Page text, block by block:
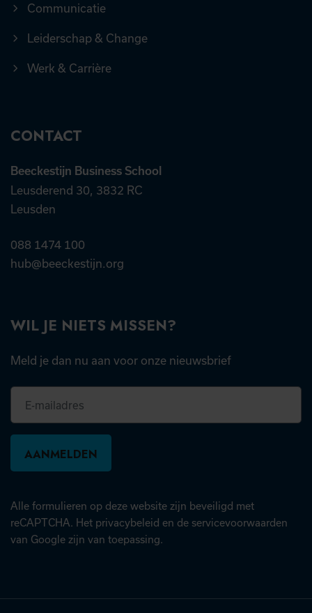
Communicatie
Leiderschap & Change
Werk & Carrière
CONTACT
Beeckestijn Business School
Leusderend 30, 3832 RC
Leusden
088 1474 100
hub@beeckestijn.org
WIL JE NIETS MISSEN?
Meld je dan nu aan voor onze nieuwsbrief
mailadres
Alle formulieren op deze website zijn beveiligd met
reCAPTCHA. Het privacybeleid (opent in nieuw tabblad)
en de servicevoorwaarden
van Google zijn van toepassing.